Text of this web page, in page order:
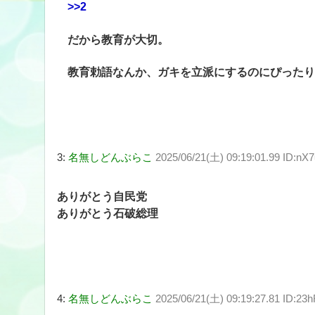
>>2
だから教育が大切。
教育勅語なんか、ガキを立派にするのにぴったり
3: 名無しどんぶらこ 2025/06/21(土) 09:19:01.99
ありがとう自民党
ありがとう石破総理
4: 名無しどんぶらこ 2025/06/21(土) 09:19:27.81